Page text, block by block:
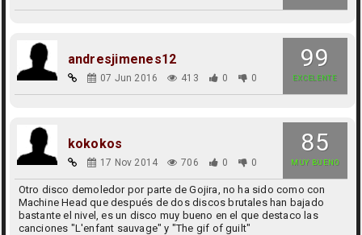
99
EXCELENTE
andresjimenes12
07 Jun 2016 413 0 0
85
MUY BUENO
kokokos
17 Nov 2014 706 0 0
Otro disco demoledor por parte de Gojira, no ha sido como con
Machine Head que después de dos discos brutales han bajado
bastante el nivel, es un disco muy bueno en el que destaco las
canciones "L'enfant sauvage" y "The gif of guilt"